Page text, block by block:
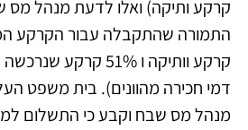
קרקע ותיקה) ואלו לדעת מנהל
דמי חכירה מהוונים). בית משפט
מנהל מס שבח וקבע כי התשלום